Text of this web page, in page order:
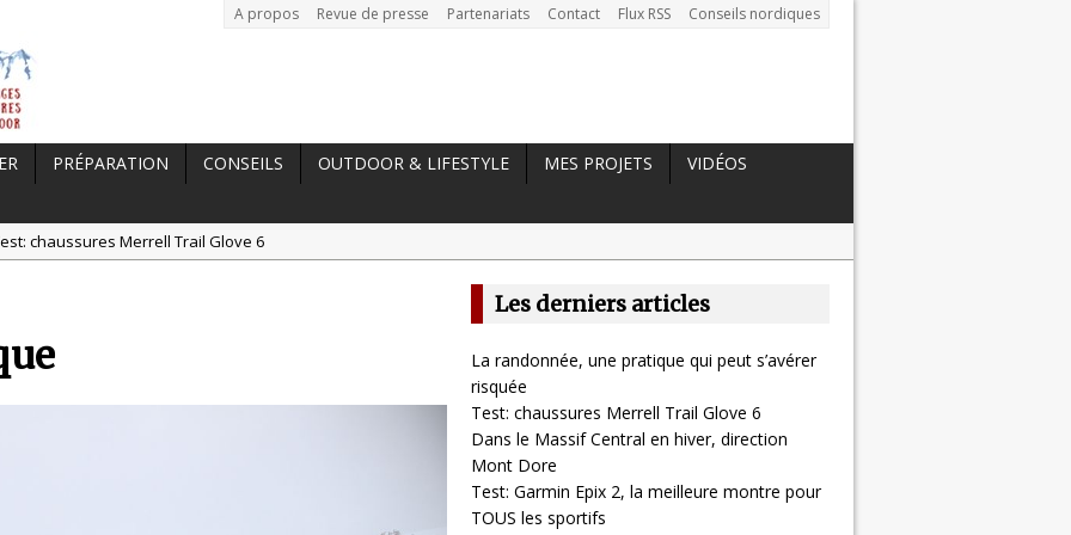
A propos Revue de presse Partenariats Contact Flux RSS Conseils nordiques
PRÉPARATION CONSEILS OUTDOOR & LIFESTYLE MES PROJETS
VIDÉOS
chaussures Merrell Trail Glove 6
chaussures de running Altra Rivera 2
La randonnée, une pratique qui peut s’avérer risquée
Les derniers articles
La randonnée, une pratique qui peut s’avérer
risquée
Test: chaussures Merrell Trail Glove 6
Dans le Massif Central en hiver, direction
Mont Dore
Test: Garmin Epix 2, la meilleure montre pour
TOUS les sportifs